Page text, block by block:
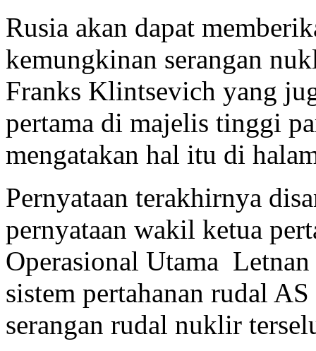
Rusia akan dapat
kemungkinan serangan
Franks Klintsevich yang
pertama di majelis tinggi
mengatakan hal itu di
Pernyataan terakhirnya
pernyataan wakil ketua
Operasional Utama
sistem pertahanan rudal
serangan rudal nuklir